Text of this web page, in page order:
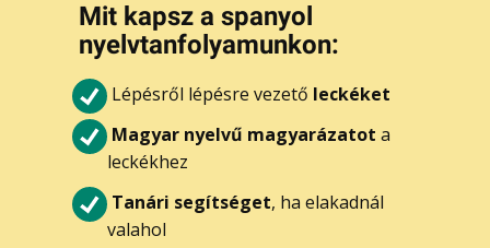
Mi​t kapsz a spanyol
nyelvtanfolyamunkon:
Lépésről lépésre vezető leckéket
Magyar nyelvű magyarázatot a
leckékhez
Tanári segítséget, ha elakadnál
valahol